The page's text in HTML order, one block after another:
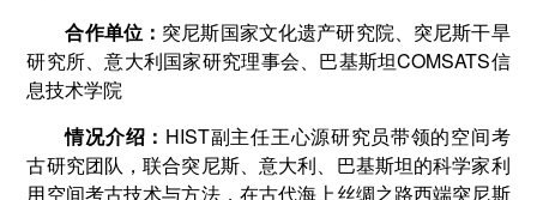
合作单位： 突尼斯国家文化遗产研究院、突尼斯干旱
研究所、意大利国家研究理事会、巴基斯坦COMSATS信
息技术学院
情况介绍： HIST副主任王心源研究员带领的空间考
古研究团队，联合突尼斯、意大利、巴基斯坦的科学家利
用空间考古技术与方法，在古代海上丝绸之路西端突尼斯